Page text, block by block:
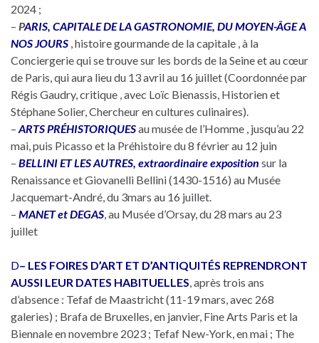
2024 ;
– PARIS, CAPITALE DE LA GASTRONOMIE, DU MOYEN-ÂGE A
NOS JOURS , histoire gourmande de la capitale , à la
Conciergerie qui se trouve sur les bords de la Seine et au cœur
de Paris, qui aura lieu du 13 avril au 16 juillet (Coordonnée par
Régis Gaudry, critique , avec Loïc Bienassis, Historien et
Stéphane Solier, Chercheur en cultures culinaires).
– ARTS PRÉHISTORIQUESau musée de l’Homme , jusqu’au 22
mai, puis Picasso et la Préhistoire du 8 février au 12 juin
– BELLINI ET LES AUTRES, extraordinaire exposition sur la
Renaissance et Giovanelli Bellini (1430-1516) au Musée
Jacquemart-André, du 3mars au 16 juillet.
– MANET et DEGAS, au Musée d’Orsay, du 28 mars au 23
juillet
D– LES FOIRES D’ART ET D’ANTIQUITÉS REPRENDRONT
AUSSI LEUR DATES HABITUELLES, après trois ans
d’absence : Tefaf de Maastricht (11-19 mars, avec 268
galeries) ; Brafa de Bruxelles, en janvier, Fine Arts Paris et la
Biennale en novembre 2023 ; Tefaf New-York, en mai ; The